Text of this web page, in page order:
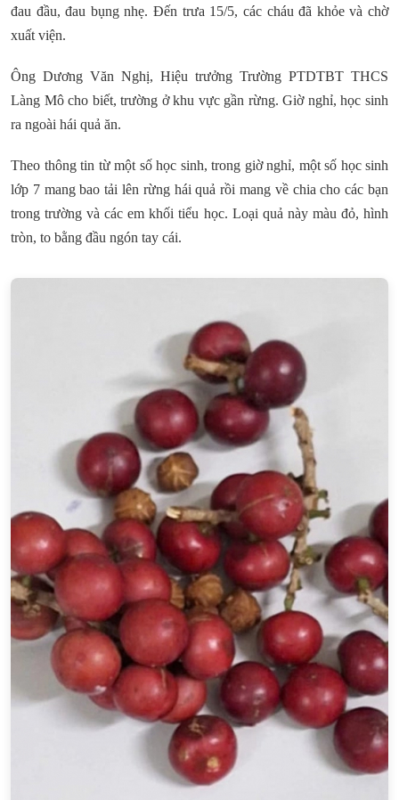
đau đầu, đau bụng nhẹ. Đến trưa 15/5, các cháu đã khỏe và chờ
xuất viện.
Ông Dương Văn Nghị, Hiệu trưởng Trường PTDTBT THCS
Làng Mô cho biết, trường ở khu vực gần rừng. Giờ nghỉ, học sinh
ra ngoài hái quả ăn.
Theo thông tin từ một số học sinh, trong giờ nghỉ, một số học sinh
lớp 7 mang bao tải lên rừng hái quả rồi mang về chia cho các bạn
trong trường và các em khối tiểu học. Loại quả này màu đỏ, hình
tròn, to bằng đầu ngón tay cái.